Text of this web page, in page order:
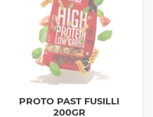
PROTO PAST FUSILLI
200GR